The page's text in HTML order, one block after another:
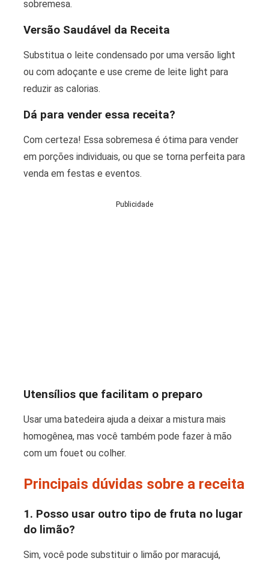
sobremesa.
Versão Saudável da Receita
Substitua o leite condensado por uma versão light
ou com adoçante e use creme de leite light para
reduzir as calorias.
Dá para vender essa receita?
Com certeza! Essa sobremesa é ótima para vender
em porções individuais, ou que se torna perfeita para
venda em festas e eventos.
Publicidade
Utensílios que facilitam o preparo
Usar uma batedeira ajuda a deixar a mistura mais
homogênea, mas você também pode fazer à mão
com um fouet ou colher.
Principais dúvidas sobre a receita
1. Posso usar outro tipo de fruta no lugar
do limão?
Sim, você pode substituir o limão por maracujá,